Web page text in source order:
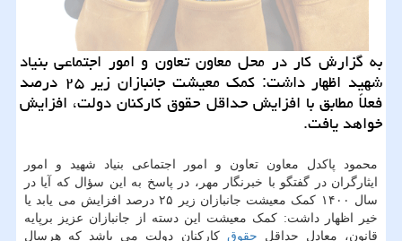
به گزارش کار در محل معاون تعاون و امور اجتماعی بنیاد
شهید اظهار داشت: کمک معیشت جانبازان زیر ۲۵ درصد
فعلاً مطابق با افزایش حداقل حقوق کارکنان دولت، افزایش
خواهد یافت.
محمود پاکدل معاون تعاون و امور اجتماعی بنیاد شهید و امور
ایثارگران در گفتگو با خبرنگار مهر، در پاسخ به این سؤال که آیا در
سال ۱۴۰۰ کمک معیشت جانبازان زیر ۲۵ درصد افزایش می یابد یا
خیر اظهار داشت: کمک معیشت این دسته از جانبازان عزیز برپایه
قانون، معادل حداقل حقوق کارکنان دولت می باشد که هرسال